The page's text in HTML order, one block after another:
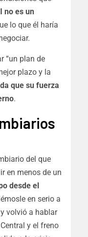
no es un
lo que él haría
“un plan de
plazo y la
que su fuerza
.
del que
en menos de un
desde el
en serio a
volvió a hablar
y el freno